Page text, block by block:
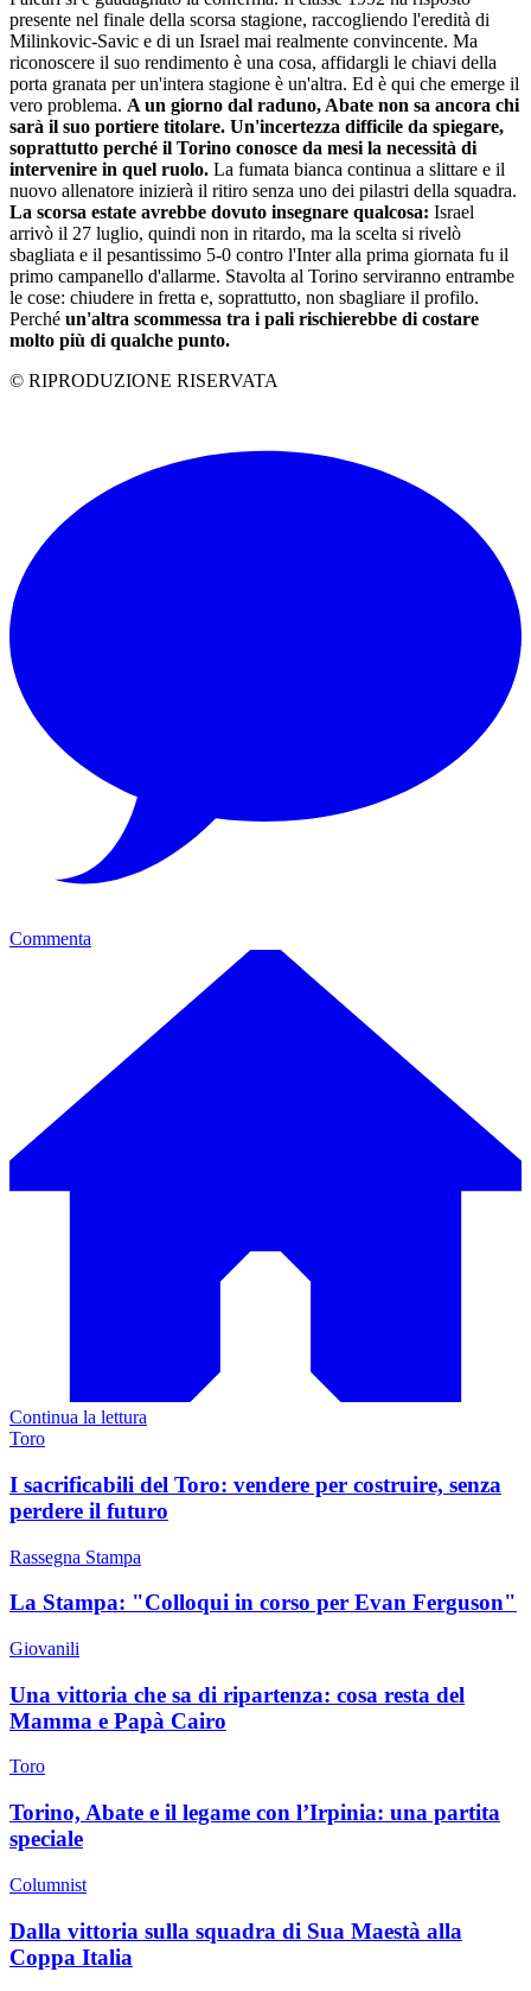
presente nel finale della scorsa stagione, raccogliendo l'eredità di
Milinkovic-Savic e di un Israel mai realmente convincente. Ma
riconoscere il suo rendimento è una cosa, affidargli le chiavi della
porta granata per un'intera stagione è un'altra. Ed è qui che emerge il
vero problema. A un giorno dal raduno, Abate non sa ancora chi
sarà il suo portiere titolare. Un'incertezza difficile da spiegare,
soprattutto perché il Torino conosce da mesi la necessità di
intervenire in quel ruolo. La fumata bianca continua a slittare e il
nuovo allenatore inizierà il ritiro senza uno dei pilastri della squadra.
La scorsa estate avrebbe dovuto insegnare qualcosa: Israel
arrivò il 27 luglio, quindi non in ritardo, ma la scelta si rivelò
sbagliata e il pesantissimo 5-0 contro l'Inter alla prima giornata fu il
primo campanello d'allarme. Stavolta al Torino serviranno entrambe
le cose: chiudere in fretta e, soprattutto, non sbagliare il profilo.
Perché un'altra scommessa tra i pali rischierebbe di costare
molto più di qualche punto.
© RIPRODUZIONE RISERVATA
Commenta
Continua la lettura
Toro
I sacrificabili del Toro: vendere per costruire, senza
perdere il futuro
Rassegna Stampa
La Stampa: "Colloqui in corso per Evan Ferguson"
Giovanili
Una vittoria che sa di ripartenza: cosa resta del
Mamma e Papà Cairo
Toro
Torino, Abate e il legame con l’Irpinia: una partita
speciale
Columnist
Dalla vittoria sulla squadra di Sua Maestà alla
Coppa Italia